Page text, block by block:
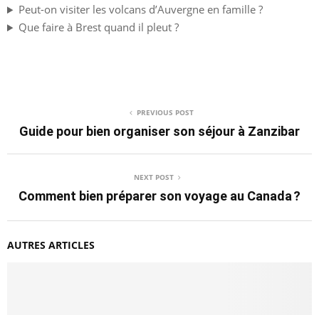
Peut-on visiter les volcans d’Auvergne en famille ?
Que faire à Brest quand il pleut ?
PREVIOUS POST
Guide pour bien organiser son séjour à Zanzibar
NEXT POST
Comment bien préparer son voyage au Canada ?
AUTRES ARTICLES